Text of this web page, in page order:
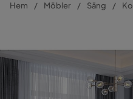
Hem Möbler Säng